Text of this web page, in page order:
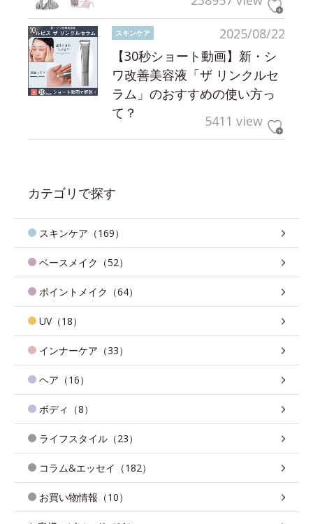
2025/08/22
スキンケア
【30秒ショート動画】新・シ
ワ改善美容液「ザ リンクルセ
ラム」のおすすめの使い方っ
て？
5411 view
カテゴリで探す
スキンケア（169）
ベースメイク（52）
ポイントメイク（64）
UV（18）
インナーケア（33）
ヘア（16）
ボディ（8）
ライフスタイル（23）
コラム&エッセイ（182）
お買い物情報（10）